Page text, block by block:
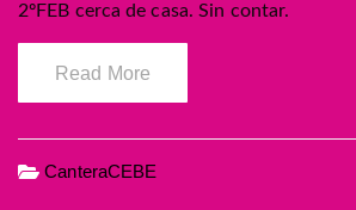
2ºFEB cerca de casa. Sin contar.
Read More
CanteraCEBE